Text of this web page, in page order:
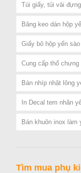
Túi giấy, tủi vải
Băng keo dán hộp
Giấy bỏ hộp yến sào
Cung cấp thố
Bán nhíp nhặt lông
In Decal tem nhãn
Bán khuôn inox làm
Tìm mua phụ